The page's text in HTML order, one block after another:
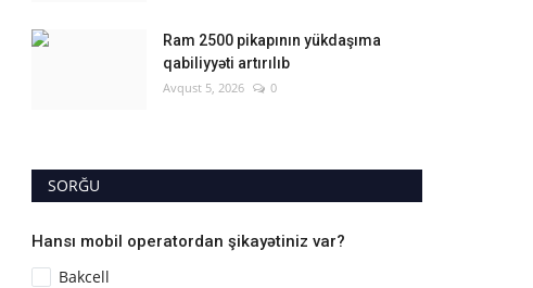
Ram 2500 pikapının yükdaşıma
qabiliyyəti artırılıb
Avqust 5, 2026 0
SORĞU
Hansı mobil operatordan şikayətiniz var?
Bakcell